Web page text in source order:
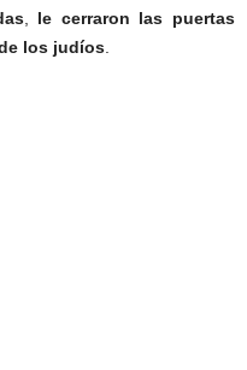
,
le cerraron las puertas
los judíos